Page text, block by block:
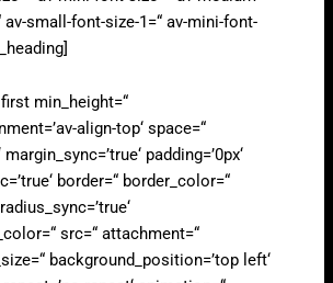
av-small-font-size-1=“ av-mini-font-
min_height=“
align-top‘ space=“
margin_sync=’true‘ padding=’0px‘
border=“ border_color=“
src=“ attachment=“
background_position=’top left‘